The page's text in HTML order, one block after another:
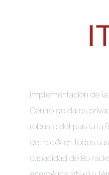
Implementación de
Centro de datos
robusto del país (a la
del 100% en todos
capacidad de 80